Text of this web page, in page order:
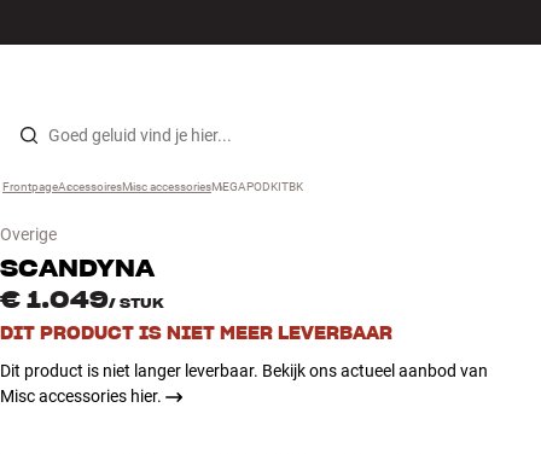
Skip to content
Luidsprekers
Koptelefoons
Surround
Tv
Frontpage ›
Accessoires ›
Misc accessories ›
MEGAPODKITBK
Overige
SCANDYNA
€ 1.049/ STUK
DIT PRODUCT IS NIET MEER LEVERBAAR
Dit product is niet langer leverbaar. Bekijk ons actueel aanbod van
Misc accessories hier.